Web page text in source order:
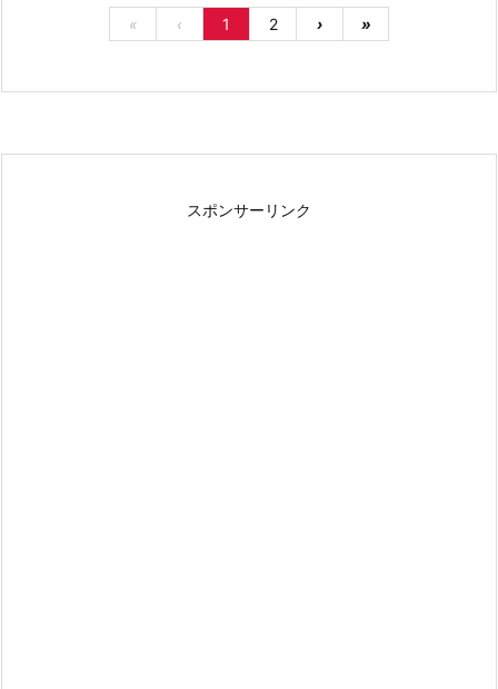
« ‹ 1 2 › »
スポンサーリンク